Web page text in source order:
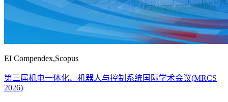
EI Compendex,Scopus
第三届机电一体化、机器人与控制系统国际学术会议(MRCS
2026)